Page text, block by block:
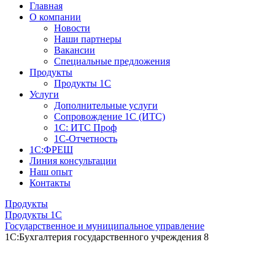
Главная
О компании
Новости
Наши партнеры
Вакансии
Специальные предложения
Продукты
Продукты 1С
Услуги
Дополнительные услуги
Сопровождение 1С (ИТС)
1С: ИТС Проф
1С-Отчетность
1С:ФРЕШ
Линия консультации
Наш опыт
Контакты
Продукты
Продукты 1С
Государственное и муниципальное управление
1С:Бухгалтерия государственного учреждения 8